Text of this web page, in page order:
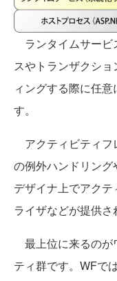
ランタイムサービ
スやトランザクシ
ィングする際に任
す。
アクティビティフ
の例外ハンドリン
デザイナ上でアク
ライザなどが提供さ
最上位に来るのが
ティ群です。WFで